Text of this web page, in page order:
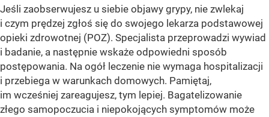
Jeśli zaobserwujesz u siebie objawy grypy, nie zwlekaj
i czym prędzej zgłoś się do swojego lekarza podstawowej
opieki zdrowotnej (POZ). Specjalista przeprowadzi wywiad
i badanie, a następnie wskaże odpowiedni sposób
postępowania. Na ogół leczenie nie wymaga hospitalizacji
i przebiega w warunkach domowych. Pamiętaj,
im wcześniej zareagujesz, tym lepiej. Bagatelizowanie
złego samopoczucia i niepokojących symptomów może